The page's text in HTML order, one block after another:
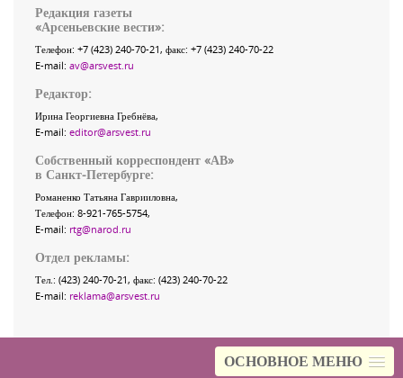
ОСНОВНОЕ МЕНЮ
Редакция газеты
«Арсеньевские вести»:
Телефон: +7 (423) 240-70-21, факс: +7 (423) 240-70-22
E-mail: av@arsvest.ru
Редактор:
Ирина Георгиевна Гребнёва,
E-mail: editor@arsvest.ru
Собственный корреспондент «АВ»
в Санкт-Петербурге:
Романенко Татьяна Гаврииловна,
Телефон: 8-921-765-5754,
E-mail: rtg@narod.ru
Отдел рекламы:
Тел.: (423) 240-70-21, факс: (423) 240-70-22
E-mail: reklama@arsvest.ru